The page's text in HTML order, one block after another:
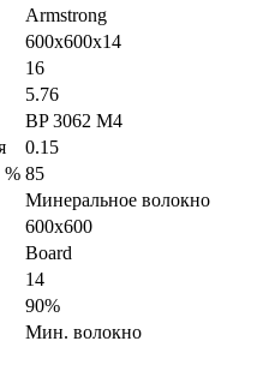
Armstrong
600x600x14
16
5.76
BP 3062 M4
0.15
% 85
Минеральное волокно
600x600
Board
14
90%
Мин. волокно